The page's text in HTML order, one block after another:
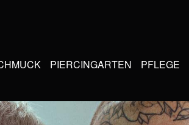
PIERCINGARTEN PFLEGE